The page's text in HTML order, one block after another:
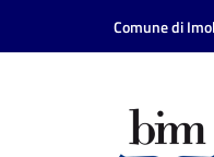
Vai al contenuto
Vai alla navigazione
Comune di